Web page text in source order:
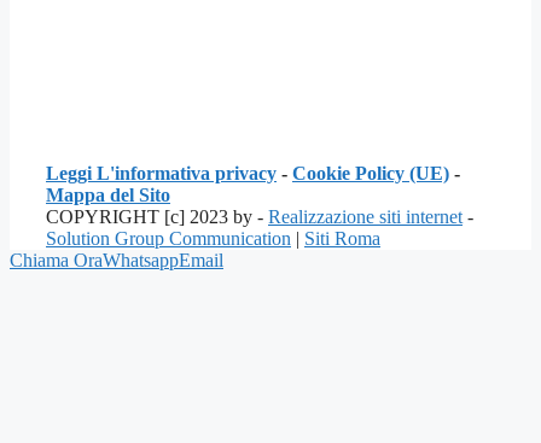
Leggi L'informativa privacy - Cookie Policy (UE) -
Mappa del Sito
COPYRIGHT [c] 2023 by - Realizzazione siti internet -
Solution Group Communication | Siti Roma
Chiama OraWhatsappEmail